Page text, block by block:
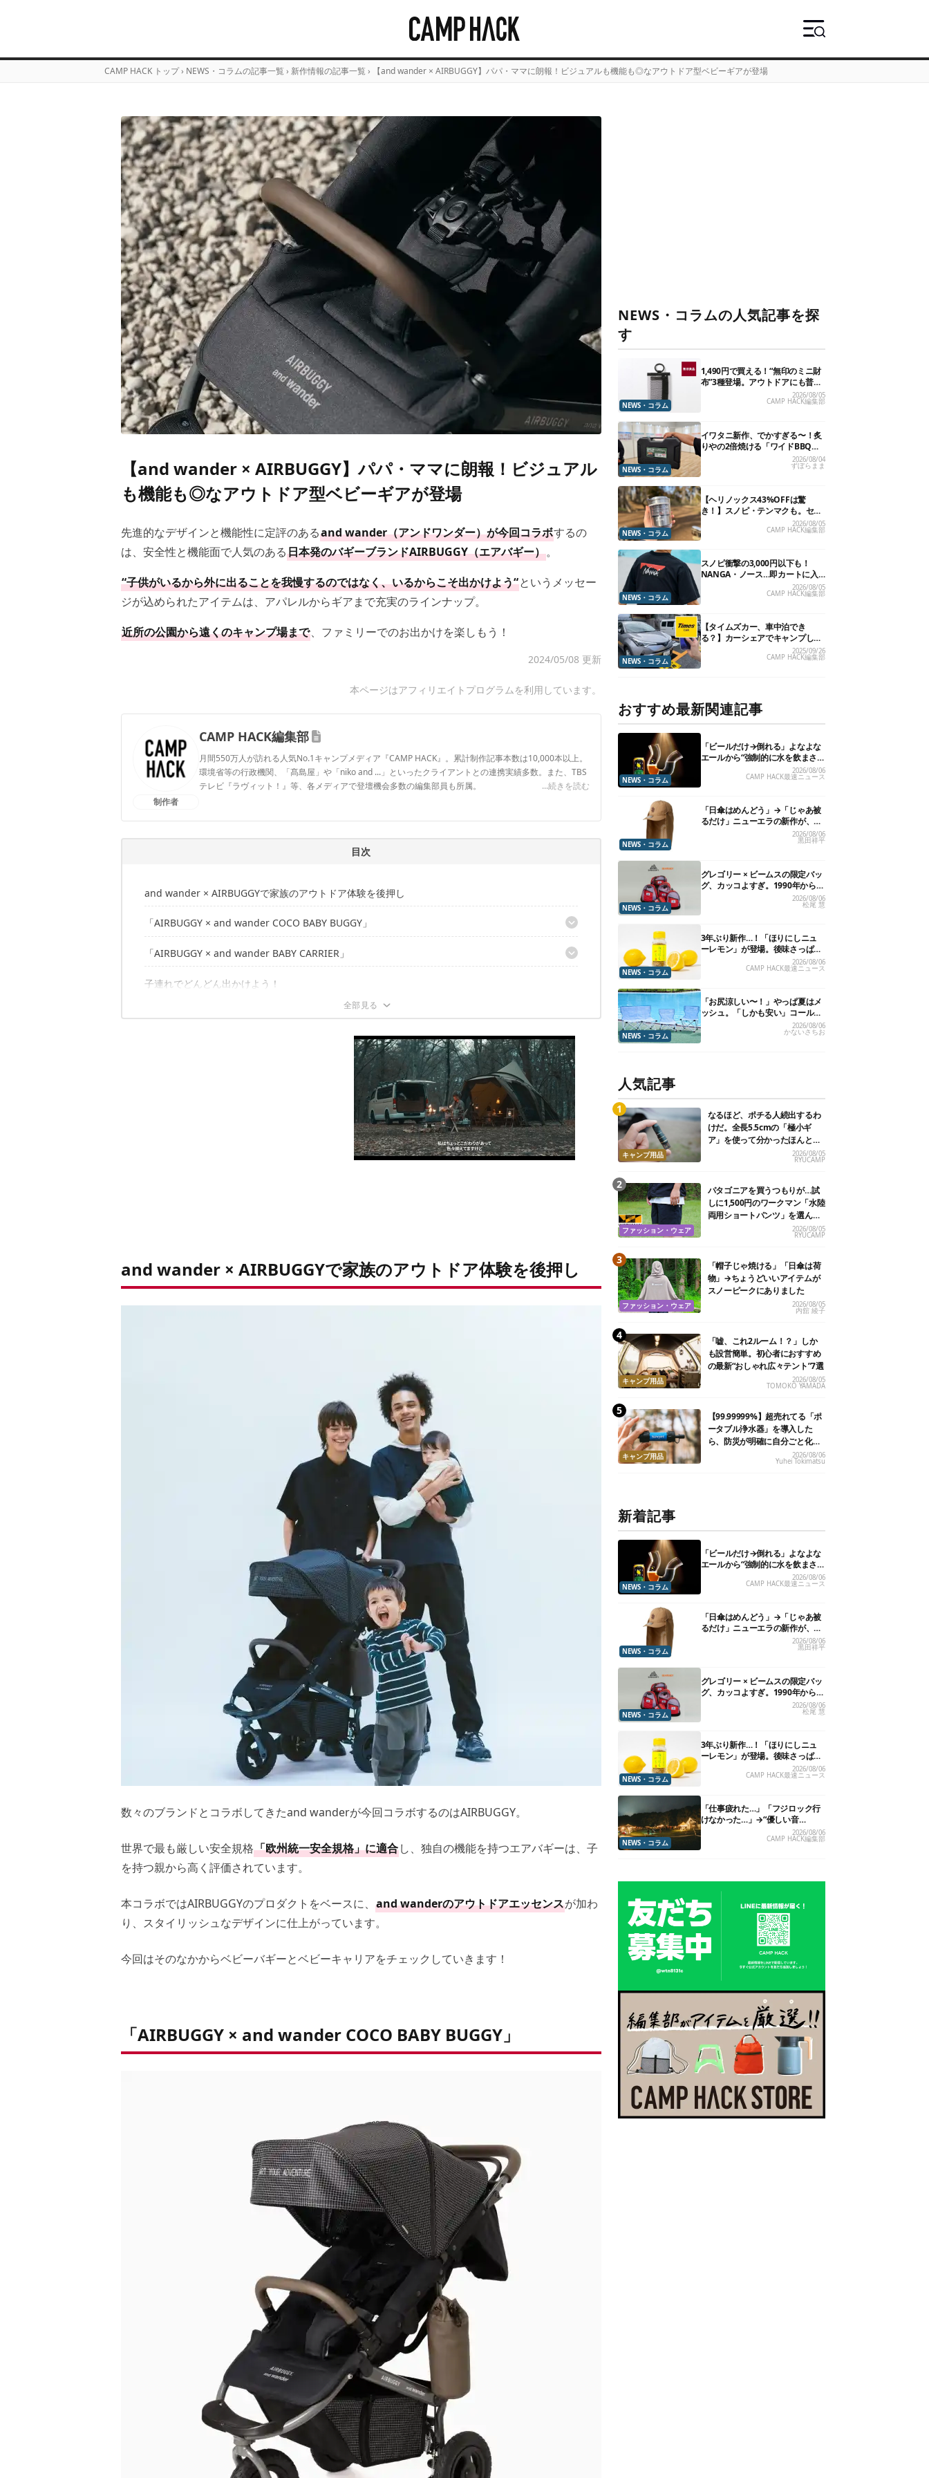
CAMP HACK トップ › NEWS・コラムの記事一覧 › 新作情報の記事一覧 › 【and wander × AIRBUGGY】パパ・ママに朗報！ビジュアルも機能も◎なアウトドア型ベビーギアが登場
【and wander × AIRBUGGY】パパ・ママに朗報！ビジュアル
も機能も◎なアウトドア型ベビーギアが登場
先進的なデザインと機能性に定評のあるand wander（アンドワンダー）が今回コラボするの
は、安全性と機能面で人気のある日本発のバギーブランドAIRBUGGY（エアバギー）。
“子供がいるから外に出ることを我慢するのではなく、いるからこそ出かけよう“というメッセー
ジが込められたアイテムは、アパレルからギアまで充実のラインナップ。
近所の公園から遠くのキャンプ場まで、ファミリーでのお出かけを楽しもう！
2024/05/08 更新
本ページはアフィリエイトプログラムを利用しています。
制作者
CAMP HACK編集部
月間550万人が訪れる人気No.1キャンプメディア『CAMP HACK』。累計制作記事本数は10,000本以上。
環境省等の行政機関、「髙島屋」や「niko and ...」といったクライアントとの連携実績多数。また、TBS
テレビ『ラヴィット！』等、各メディアで登壇機会多数の編集部員も所属。
...続きを読む
目次
and wander × AIRBUGGYで家族のアウトドア体験を後押し
「AIRBUGGY × and wander COCO BABY BUGGY」
アウトドアファミリーへのおすすめポイント！
「AIRBUGGY × and wander BABY CARRIER」
アウトドアファミリーへのおすすめポイント！
子連れでどんどん出かけよう！
and wander × AIRBUGGYで家族のアウトドア体験を後押し
数々のブランドとコラボしてきたand wanderが今回コラボするのはAIRBUGGY。
世界で最も厳しい安全規格「欧州統一安全規格」に適合し、独自の機能を持つエアバギーは、子
を持つ親から高く評価されています。
本コラボではAIRBUGGYのプロダクトをベースに、 and wanderのアウトドアエッセンスが加わ
り、スタイリッシュなデザインに仕上がっています。
今回はそのなかからベビーバギーとベビーキャリアをチェックしていきます！
「AIRBUGGY × and wander COCO BABY BUGGY」
NEWS・コラムの人気記事を探
す
NEWS・コラム
1,490円で買える！“無印のミニ財
布”3種登場。アウトドアにも普段
2026/08/05
CAMP HACK編集部
NEWS・コラム
イワタニ新作、でかすぎる〜！炙
りやの2倍焼ける「ワイドBBQグ
リル」で“豪快焼肉”できるよ【再
販開始】
2026/08/04
ずぼらまま
NEWS・コラム
【ヘリノックス43%OFFは驚
き！】スノピ・テンマクも。セー
ル中の「見逃せないキャンプ道
具」12選
2026/08/05
CAMP HACK編集部
NEWS・コラム
スノピ衝撃の3,000円以下も！
NANGA・ノース…即カートに入
れたいアウトドアな「値下げ夏
2026/08/05
CAMP HACK編集部
NEWS・コラム
【タイムズカー、車中泊でき
る？】カーシェアでキャンプした
いので、直接聞いてみました2025/09/26
CAMP HACK編集部
おすすめ最新関連記事
NEWS・コラム
「ビールだけ→倒れる」よなよな
エールから“強制的に水を飲まさ
2026/08/06
CAMP HACK最速ニュース
NEWS・コラム
「日傘はめんどう」→「じゃあ被
るだけ」ニューエラの新作が、真
2026/08/06
黒田祥平
NEWS・コラム
グレゴリー × ビームスの限定バッ
グ、カッコよすぎ。1990年から“3
年のみ使用”されていた、紫タグ
2026/08/06
松尾 慧
NEWS・コラム
3年ぶり新作…！「ほりにしニュ
ーレモン」が登場。後味さっぱり
の万能スパイス！【8月21日発
2026/08/06
CAMP HACK最速ニュース
NEWS・コラム
「お尻涼しい〜！」やっぱ夏はメ
ッシュ。「しかも安い」コールマ
ン今年の新作は、カラーもさわや
かです
2026/08/06
かないさちお
人気記事
キャンプ用品
なるほど、ポチる人続出するわ
けだ。全長5.5cmの「極小ギ
ア」を使って分かったほんとの
2026/08/05
RYUCAMP
ファッション・ウェア
パタゴニアを買うつもりが…試
しに1,500円のワークマン「水陸
両用ショートパンツ」を選んだ
2026/08/05
RYUCAMP
ファッション・ウェア
「帽子じゃ焼ける」「日傘は荷
物」→ちょうどいいアイテムが
スノーピークにありました
2026/08/05
内舘 綾子
キャンプ用品
「嘘、これ2ルーム！？」しか
も設営簡単。初心者におすすめ
の最新“おしゃれ広々テント”7選
2026/08/05
TOMOKO YAMADA
キャンプ用品
【99.99999%】超売れてる「ポ
ータブル浄水器」を導入した
ら、防災が明確に自分ごと化し
2026/08/06
Yuhei Tokimatsu
新着記事
NEWS・コラム
「ビールだけ→倒れる」よなよな
エールから“強制的に水を飲まさ
2026/08/06
CAMP HACK最速ニュース
NEWS・コラム
「日傘はめんどう」→「じゃあ被
るだけ」ニューエラの新作が、真
2026/08/06
黒田祥平
NEWS・コラム
グレゴリー × ビームスの限定バッ
グ、カッコよすぎ。1990年から“3
年のみ使用”されていた、紫タグ
2026/08/06
松尾 慧
NEWS・コラム
3年ぶり新作…！「ほりにしニュ
ーレモン」が登場。後味さっぱり
の万能スパイス！【8月21日発
2026/08/06
CAMP HACK最速ニュース
NEWS・コラム
「仕事疲れた…」「フジロック行
けなかった…」→“優しい音
楽”と“大きな自然”で治癒。まだ間
2026/08/06
CAMP HACK編集部